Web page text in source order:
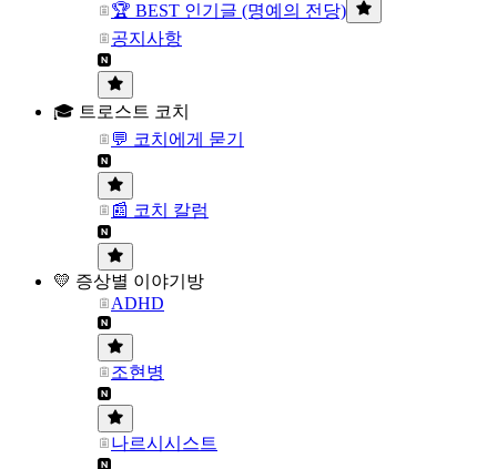
🏆 BEST 인기글 (명예의 전당)
공지사항
🎓 트로스트 코치
💬 코치에게 묻기
📰 코치 칼럼
💛 증상별 이야기방
ADHD
조현병
나르시시스트